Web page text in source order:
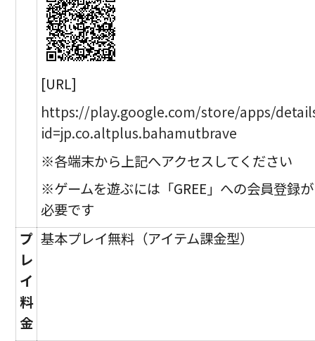
[URL]
https://play.google.com/store/apps/
id=jp.co.altplus.bahamutbrave
※各端末から上記へアクセスしてください
※ゲームを遊ぶには「GREE」への会員登録が
必要です
プ
レ
イ
料
金
基本プレイ無料（アイテム課金型）